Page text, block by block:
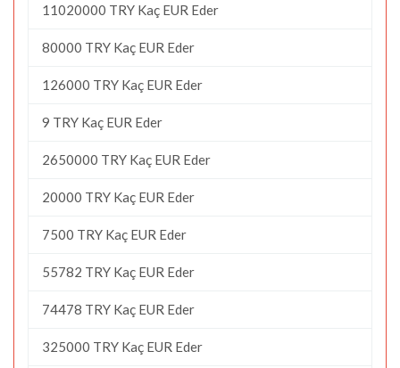
11020000 TRY Kaç EUR Eder
80000 TRY Kaç EUR Eder
126000 TRY Kaç EUR Eder
9 TRY Kaç EUR Eder
2650000 TRY Kaç EUR Eder
20000 TRY Kaç EUR Eder
7500 TRY Kaç EUR Eder
55782 TRY Kaç EUR Eder
74478 TRY Kaç EUR Eder
325000 TRY Kaç EUR Eder